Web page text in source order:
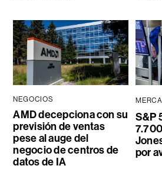
NEGOCIOS
AMD decepciona con su
previsión de ventas
pese al auge del
negocio de centros de
datos de IA
S&P
por